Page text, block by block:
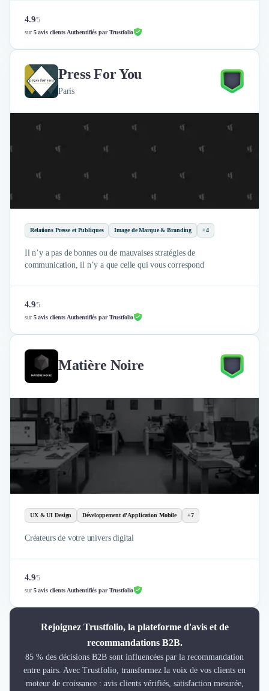
4.9/5
sur5 avis clients Authentifiés par Trustfolio
Press For You
Paris
Relations Presse et Publiques Image de Marque & Branding +4
Il n’y a pas de bonnes ou de mauvaises stratégies de
communication, il n’y a que celle qui vous correspond
4.9/5
sur5 avis clients Authentifiés par Trustfolio
Matière Noire
UX & UI Design Développement d'Application Mobile +7
Créateurs de votre univers digital
4.9/5
sur5 avis clients Authentifiés par Trustfolio
Rejoignez Trustfolio, la plateforme d'avis et de
recommandations B2B.
85 % des décisions B2B sont influencées par la recommandation
entre pairs. Avec Trustfolio, transformez la voix de vos clients en
moteur de croissance : avis clients vérifiés, satisfaction mesurée,